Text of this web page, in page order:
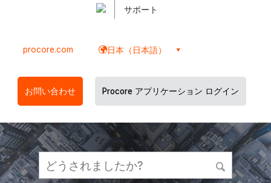
サポート
procore.com 日本（日本語）
お問い合わせ Procore アプリケーション ログイン